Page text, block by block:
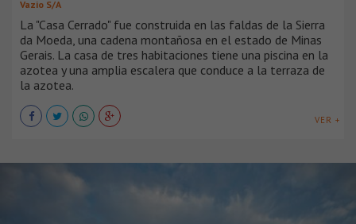
Vazio S/A
La "Casa Cerrado" fue construida en las faldas de la Sierra
da Moeda, una cadena montañosa en el estado de Minas
Gerais. La casa de tres habitaciones tiene una piscina en la
azotea y una amplia escalera que conduce a la terraza de
la azotea.
VER +